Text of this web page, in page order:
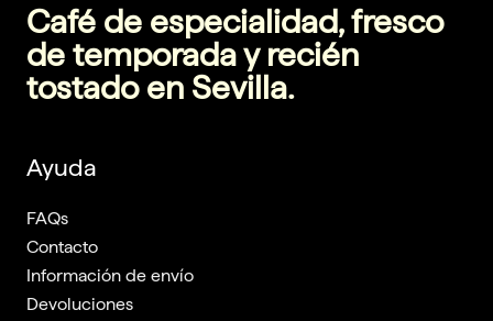
Café de especialidad, fresco
de temporada y recién
tostado en Sevilla.
Ayuda
FAQs
Contacto
Información de envío
Devoluciones